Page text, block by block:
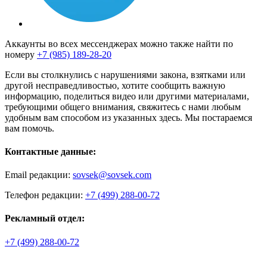
Аккаунты во всех мессенджерах можно также найти по
номеру +7 (985) 189-28-20
Если вы столкнулись с нарушениями закона, взятками или
другой несправедливостью, хотите сообщить важную
информацию, поделиться видео или другими материалами,
требующими общего внимания, свяжитесь с нами любым
удобным вам способом из указанных здесь. Мы постараемся
вам помочь.
Контактные данные:
Email редакции: sovsek@sovsek.com
Телефон редакции: +7 (499) 288-00-72
Рекламный отдел:
+7 (499) 288-00-72